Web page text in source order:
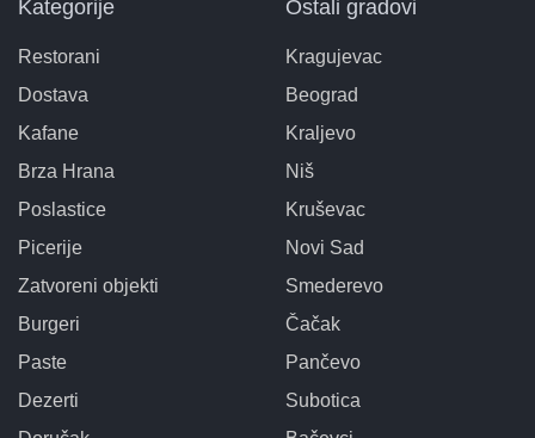
Kategorije
Restorani
Dostava
Kafane
Brza Hrana
Poslastice
Picerije
Zatvoreni objekti
Burgeri
Paste
Dezerti
Ostali gradovi
Kragujevac
Beograd
Kraljevo
Niš
Kruševac
Novi Sad
Smederevo
Čačak
Pančevo
Subotica